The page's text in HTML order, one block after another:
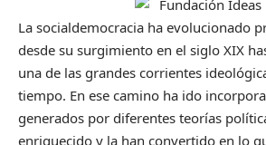
La socialdemocracia ha evolucionado
desde su surgimiento en el siglo XIX
una de las grandes corrientes
tiempo. En ese camino ha ido
generados por diferentes teorías
enriquecido y la han convertido en lo